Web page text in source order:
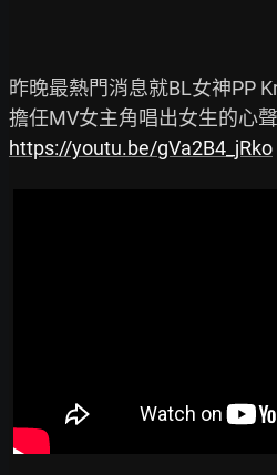
昨晚最熱門消息就BL女神PP
https://youtu.be/gVa2B4_jRko